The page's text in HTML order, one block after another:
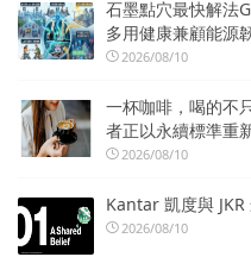
石墨點穴最快解法
多用健康兼顧能源
2026/08/10
一杯咖啡，喝的不
者正以永續標準重
2026/08/10
Kantar 凱度與
2026/08/10